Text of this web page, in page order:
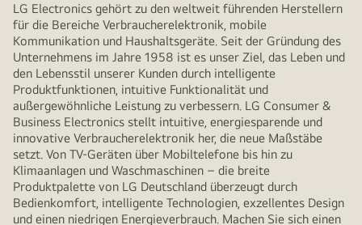
LG Electronics gehört zu den weltweit führenden Herstellern
für die Bereiche Verbraucherelektronik, mobile
Kommunikation und Haushaltsgeräte. Seit der Gründung des
Unternehmens im Jahre 1958 ist es unser Ziel, das Leben und
den Lebensstil unserer Kunden durch intelligente
Produktfunktionen, intuitive Funktionalität und
außergewöhnliche Leistung zu verbessern. LG Consumer &
Business Electronics stellt intuitive, energiesparende und
innovative Verbraucherelektronik her, die neue Maßstäbe
setzt. Von TV-Geräten über Mobiltelefone bis hin zu
Klimaanlagen und Waschmaschinen – die breite
Produktpalette von LG Deutschland überzeugt durch
Bedienkomfort, intelligente Technologien, exzellentes Design
und einen niedrigen Energieverbrauch. Machen Sie sich einen